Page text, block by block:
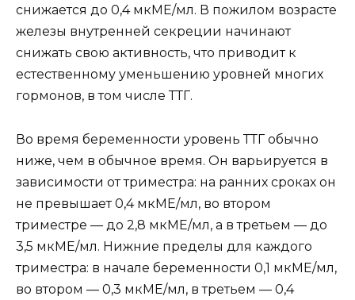
снижается до 0,4 мкМЕ/мл. В пожилом возрасте
железы внутренней секреции начинают
снижать свою активность, что приводит к
естественному уменьшению уровней многих
гормонов, в том числе ТТГ.
Во время беременности уровень ТТГ обычно
ниже, чем в обычное время. Он варьируется в
зависимости от триместра: на ранних сроках он
не превышает 0,4 мкМЕ/мл, во втором
триместре — до 2,8 мкМЕ/мл, а в третьем — до
3,5 мкМЕ/мл. Нижние пределы для каждого
триместра: в начале беременности 0,1 мкМЕ/мл,
во втором — 0,3 мкМЕ/мл, в третьем — 0,4